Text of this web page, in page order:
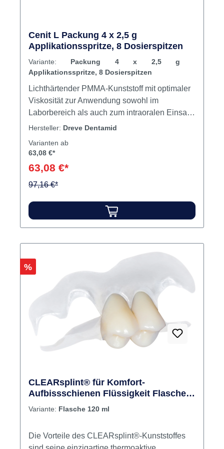
Cenit L Packung 4 x 2,5 g
Applikationsspritze, 8 Dosierspitzen
Variante: Packung 4 x 2,5 g
Applikationsspritze, 8 Dosierspitzen
Lichthärtender PMMA-Kunststoff mit optimaler
Viskosität zur Anwendung sowohl im
Laborbereich als auch zum intraoralen Einsatz
im Praxisbereich. Polymerisiert in jedem
Spektralbereich von 300–500 nm.
beachten Sie, dass dieses Produkt der
Chemikalien-Verbotsverordnung unterliegt. Für
Weiterveräußerung gelten besondere
Anforderungen. Details hierzu finden Sie im
2,5 g Applikationsspritze, 8 Dosierspitzen
Hersteller: Dreve Dentamid
Varianten ab
63,08 €*
63,08 €*
97,16 €*
Rabatt
%
CLEARsplint® für Komfort-
Aufbissschienen Flüssigkeit Flasche
120 ml
Variante: Flasche 120 ml
Die Vorteile des CLEARsplint®-Kunststoffes